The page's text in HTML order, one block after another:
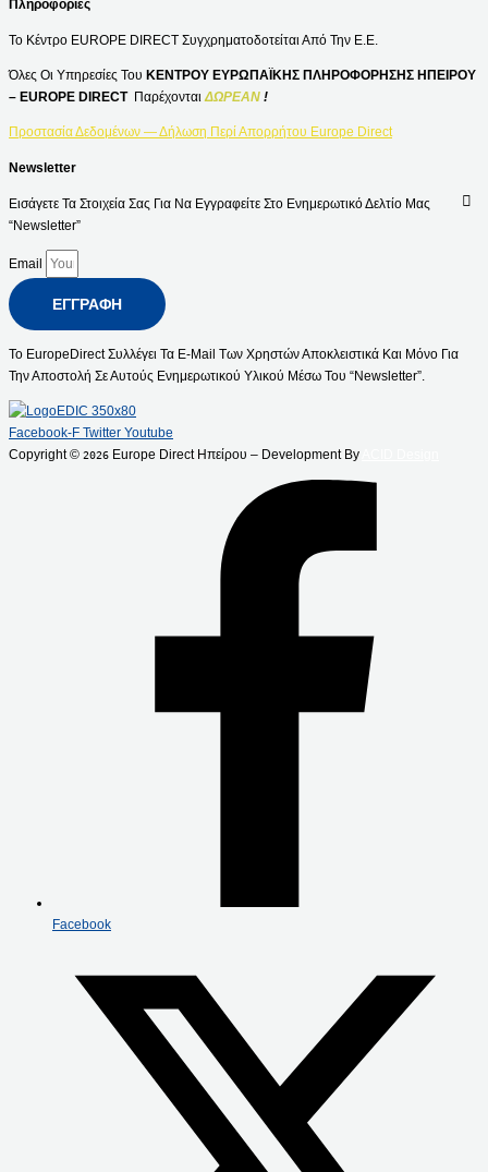
Πληροφορίες
Το Κέντρο EUROPE DIRECT Συγχρηματοδοτείται Από Την Ε.Ε.
Όλες Οι Υπηρεσίες Του ΚΕΝΤΡΟΥ ΕΥΡΩΠΑΪΚΗΣ ΠΛΗΡΟΦΟΡΗΣΗΣ ΗΠΕΙΡΟΥ
– EUROPE DIRECT Παρέχονται ΔΩΡΕΑΝ !
Προστασία Δεδομένων — Δήλωση Περί Απορρήτου Europe Direct
Newsletter
Εισάγετε Τα Στοιχεία Σας Για Να Εγγραφείτε Στο Ενημερωτικό Δελτίο Μας
“Newsletter”
Email
ΕΓΓΡΑΦΉ
Το EuropeDirect Συλλέγει Τα E-Mail Των Χρηστών Αποκλειστικά Και Μόνο Για
Την Αποστολή Σε Αυτούς Ενημερωτικού Υλικού Μέσω Του “Newsletter”.
Facebook-F Twitter Youtube
Copyright © 2026 Europe Direct Ηπείρου – Development By
Facebook